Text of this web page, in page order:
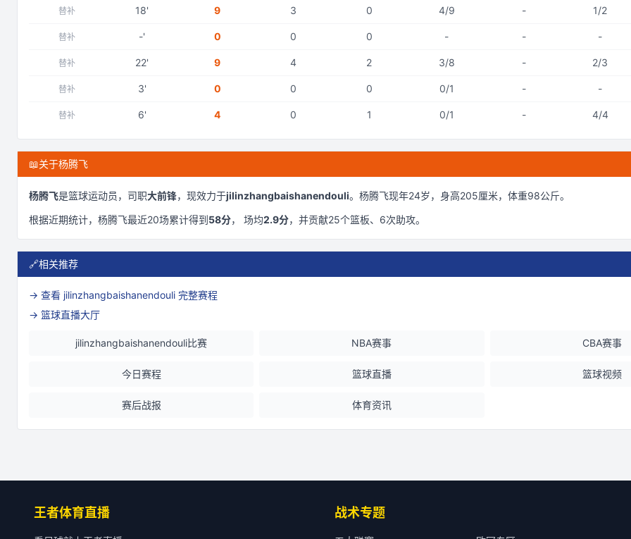
替补 18' 9 3 0 4/9 - 1/2
替补 -' 0 0 0 - - -
替补 22' 9 4 2 3/8 - 2/3
替补 3' 0 0 0 0/1 - -
替补 6' 4 0 1 0/1 - 4/4
📖关于杨腾飞
杨腾飞是篮球运动员，司职大前锋，现效力于jilinzhangbaishanendouli。 杨腾飞现年24岁，身高205厘米，体重98公斤。
根据近期统计， 杨腾飞最近20场累计得到58分， 场均2.9分，并贡献25个篮板、 6次助攻。
🔗相关推荐
→ 查看 jilinzhangbaishanendouli 完整赛程
→ 篮球直播大厅
jilinzhangbaishanendouli比赛 NBA赛事 CBA赛事
今日赛程 篮球直播 篮球视频
赛后战报 体育资讯
王者体育直播 战术专题